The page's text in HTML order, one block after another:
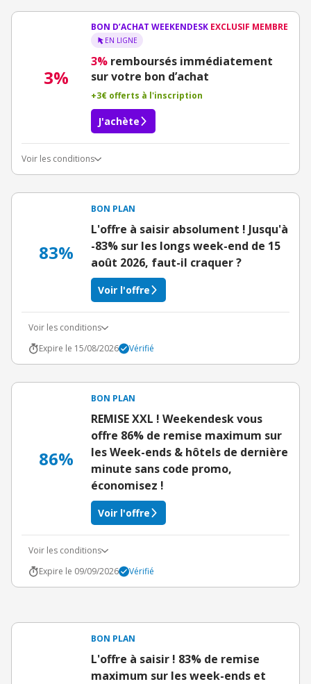
3%
BON D’ACHAT WEEKENDESK EXCLUSIF MEMBRE
EN LIGNE
3% remboursés immédiatement
sur votre bon d’achat
+3€ offerts à l'inscription
J'achète
Voir les conditions
83%
BON PLAN
L'offre à saisir absolument ! Jusqu'à
-83% sur les longs week-end de 15
août 2026, faut-il craquer ?
Voir l'offre
Voir les conditions
Expire le 15/08/2026
Vérifié
86%
BON PLAN
REMISE XXL ! Weekendesk vous
offre 86% de remise maximum sur
les Week-ends & hôtels de dernière
minute sans code promo,
économisez !
Voir l'offre
Voir les conditions
Expire le 09/09/2026
Vérifié
BON PLAN
L'offre à saisir ! 83% de remise
maximum sur les week-ends et